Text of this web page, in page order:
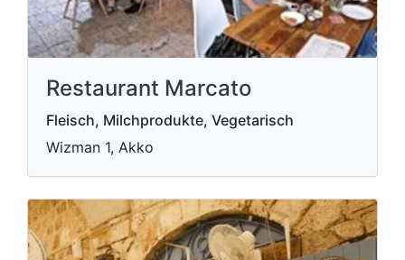
Restaurant Marcato
Fleisch, Milchprodukte, Vegetarisch
Wizman 1, Akko